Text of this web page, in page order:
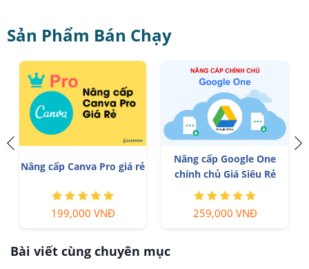
Sản Phẩm Bán Chạy
Nâng cấp Canva Pro giá rẻ
199,000 VNĐ
Nâng cấp Google One
chính chủ Giá Siêu Rẻ
259,000 VNĐ
Bài viết cùng chuyên mục